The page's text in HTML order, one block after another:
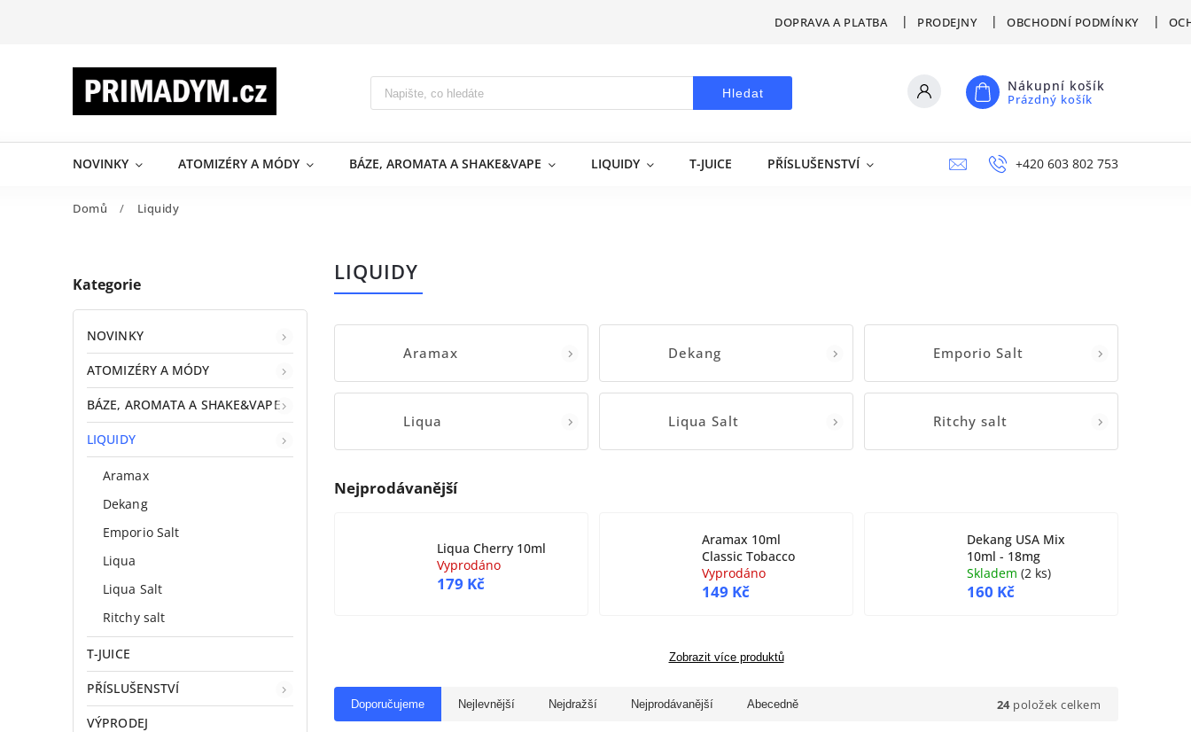
DOPRAVA A PLATBA PRODEJNY OBCHODNÍ PODMÍNKY
Hledat Nákupní košík
Prázdný košík
NOVINKY ATOMIZÉRY A MÓDY BÁZE, AROMATA A SHAKE&VAPE LIQUIDY T-JUICE PŘÍSLUŠENSTVÍ VÝPRODEJ NAPIŠTE NÁM
+420 603 802 753
Domů / Liquidy
Kategorie
NOVINKY
ATOMIZÉRY A MÓDY
BÁZE, AROMATA A SHAKE&VAPE
LIQUIDY
Aramax
Dekang
Emporio Salt
Liqua
Liqua Salt
Ritchy salt
T-JUICE
PŘÍSLUŠENSTVÍ
VÝPRODEJ
LIQUIDY
Aramax Dekang Emporio Salt
Liqua Liqua Salt Ritchy salt
Nejprodávanější
Liqua Cherry 10ml
Vyprodáno
179 Kč
Aramax 10ml
Classic Tobacco
Vyprodáno
149 Kč
Dekang USA Mix
10ml - 18mg
Skladem (2 ks)
160 Kč
Zobrazit více produktů
Doporučujeme Nejlevnější Nejdražší Nejprodávanější Abecedně 24položek celkem